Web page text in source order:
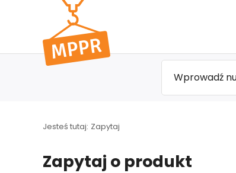
do menu
głównego
Jesteś tutaj: Zapytaj
Zapytaj o produkt